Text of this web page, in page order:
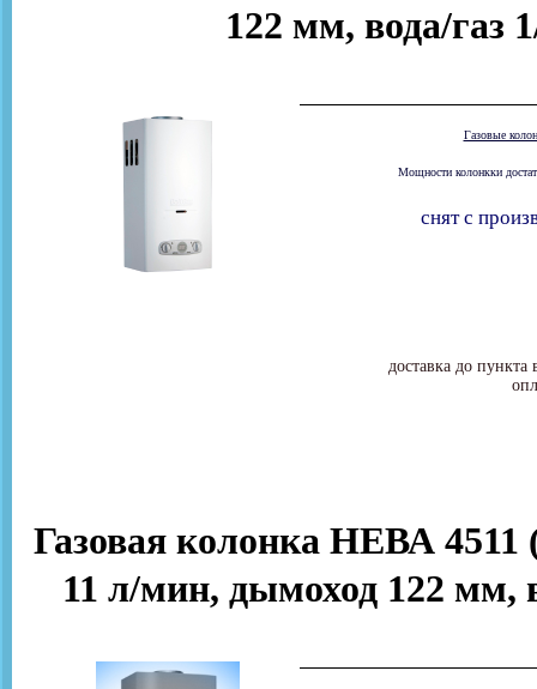
122 мм, вода/газ
Газовые
Мощности колонкки
доставка до
снят с
Газовая колонка НЕВА 4511
11 л/мин, дымоход 122 мм,